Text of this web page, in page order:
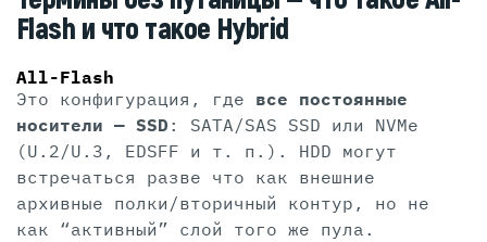
Flash и что такое Hybrid
All-Flash
Это конфигурация, где все постоянные
носители — SSD : SATA/SAS SSD или NVMe
(U.2/U.3, EDSFF и т. п.). HDD могут
встречаться разве что как внешние
архивные полки/вторичный контур, но не
как “активный” слой того же пула.